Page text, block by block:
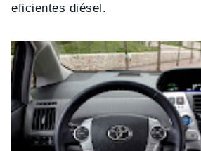
eficientes diésel.